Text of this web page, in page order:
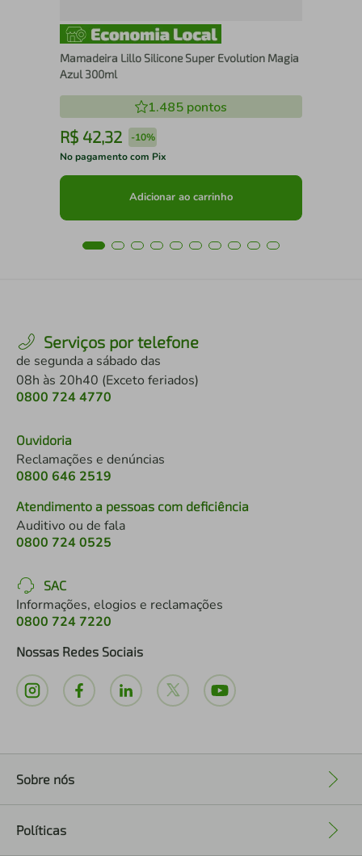
Mamadeira Lillo Silicone Super Evolution Magia
Azul 300ml
1.485 pontos
R$ 42,32 -10%
No pagamento com Pix
Adicionar ao carrinho
Serviços por telefone
de segunda a sábado das
08h às 20h40 (Exceto feriados)
0800 724 4770
Ouvidoria
Reclamações e denúncias
0800 646 2519
Atendimento a pessoas com deficiência
Auditivo ou de fala
0800 724 0525
SAC
Informações, elogios e reclamações
0800 724 7220
Nossas Redes Sociais
Sobre nós
Políticas